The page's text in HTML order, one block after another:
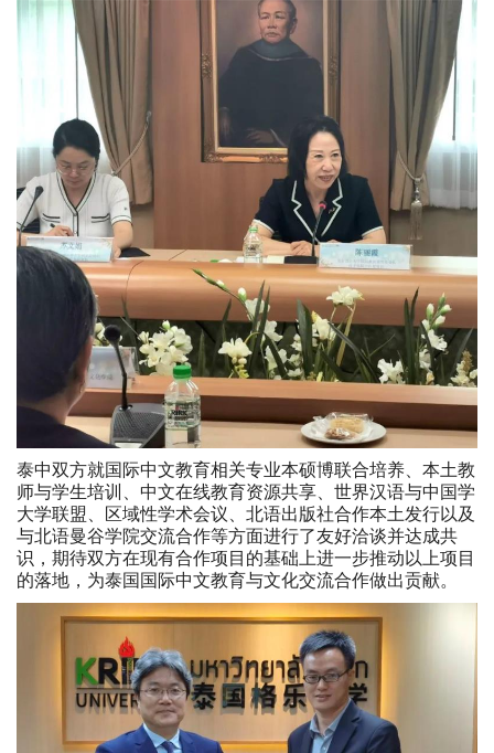
泰中双方就国际中文教育相关专业本硕博联合培养、本土教
师与学生培训、中文在线教育资源共享、世界汉语与中国学
大学联盟、区域性学术会议、北语出版社合作本土发行以及
与北语曼谷学院交流合作等方面进行了友好洽谈并达成共
识，期待双方在现有合作项目的基础上进一步推动以上项目
的落地，为泰国国际中文教育与文化交流合作做出贡献。